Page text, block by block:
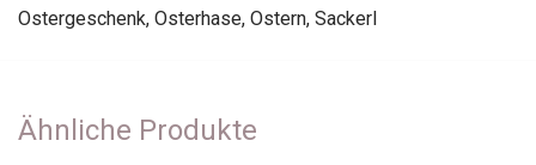
Ostergeschenk, Osterhase, Ostern, Sackerl
Ähnliche Produkte